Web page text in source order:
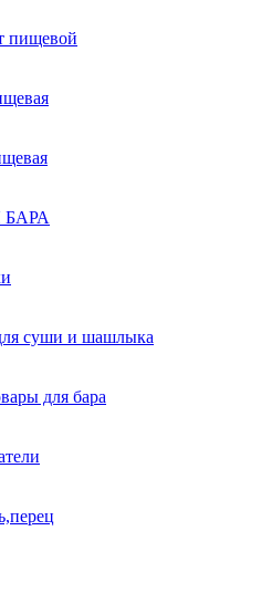
пищевой
суши и шашлыка
для бара